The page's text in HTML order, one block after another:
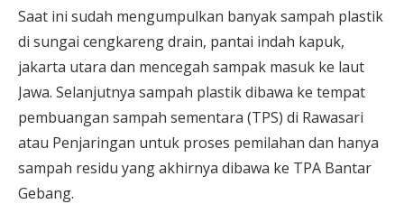
Saat ini sudah mengumpulkan banyak sampah plastik
di sungai cengkareng drain, pantai indah kapuk,
jakarta utara dan mencegah sampak masuk ke laut
Jawa. Selanjutnya sampah plastik dibawa ke tempat
pembuangan sampah sementara (TPS) di Rawasari
atau Penjaringan untuk proses pemilahan dan hanya
sampah residu yang akhirnya dibawa ke TPA Bantar
Gebang.